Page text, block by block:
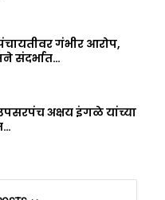
गंभीर आरोप,
संदर्भात…
अक्षय इंगळे यांच्या